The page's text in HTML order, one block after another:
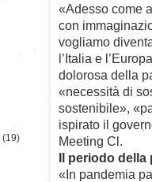
«Adesso come
con
vogliamo
l’Italia e
dolorosa della
«necessità di
sostenibile»,
ispirato il
Meeting Cl.
Il periodo della
«In pandemia
(19)